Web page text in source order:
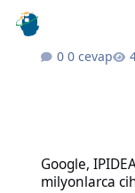
0 cevap
Google,
milyonlarca